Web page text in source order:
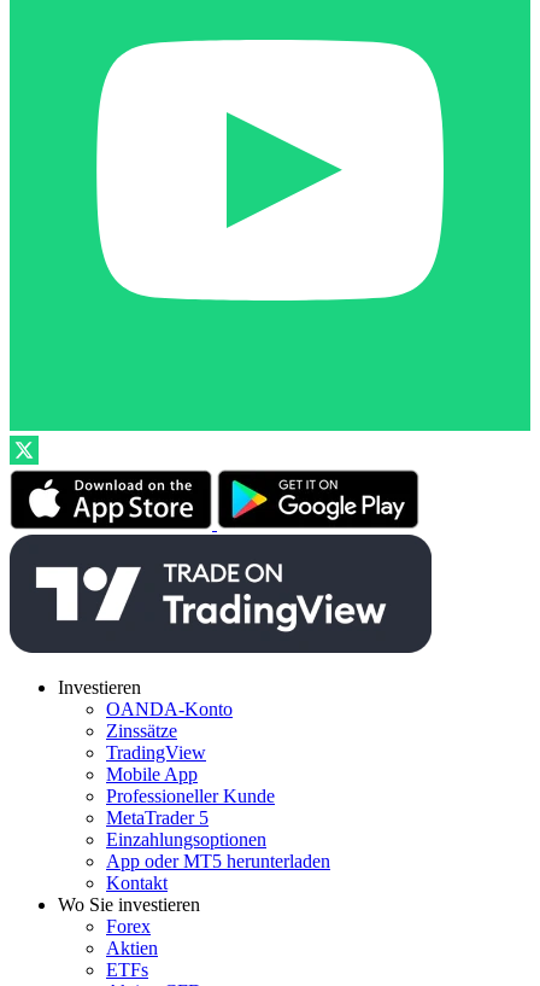
Investieren
OANDA-Konto
Zinssätze
TradingView
Mobile App
Professioneller Kunde
MetaTrader 5
Einzahlungsoptionen
App oder MT5 herunterladen
Kontakt
Wo Sie investieren
Forex
Aktien
ETFs